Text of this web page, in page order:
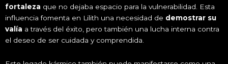
fortaleza que no dejaba espacio para la vulnerabilidad. Esta
influencia fomenta en Lilith una necesidad de demostrar su
valía a través del éxito, pero también una lucha interna contra
el deseo de ser cuidada y comprendida.